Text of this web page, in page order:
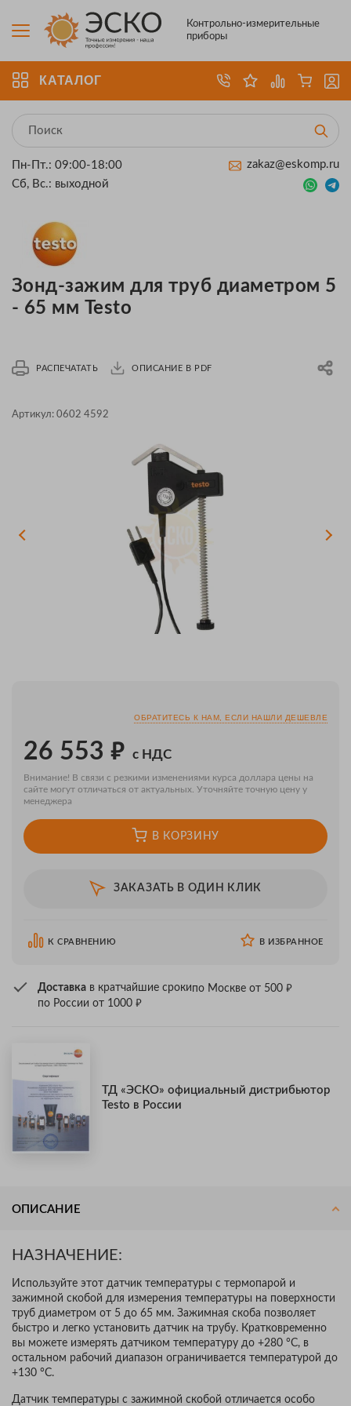
Контрольно-измерительные
приборы
КАТАЛОГ
Пн-Пт.: 09:00-18:00
Сб, Вс.: выходной
zakaz@eskomp.ru
Зонд-зажим для труб диаметром 5
- 65 мм Testo
РАСПЕЧАТАТЬ ОПИСАНИЕ В PDF
Артикул: 0602 4592
ОБРАТИТЕСЬ К НАМ, ЕСЛИ НАШЛИ ДЕШЕВЛЕ
26 553 ₽ с НДС
Внимание! В связи с резкими изменениями курса доллара цены на
сайте могут отличаться от актуальных. Уточняйте точную цену у
менеджера
В КОРЗИНУ
ЗАКАЗАТЬ В ОДИН КЛИК
К СРАВНЕНИЮ В ИЗБРАННОЕ
Доставка в кратчайшие срокипо Москве от 500 ₽
по России от 1000 ₽
ТД «ЭСКО» официальный дистрибьютор
Testo в России
ОПИСАНИЕ
НАЗНАЧЕНИЕ:
Используйте этот датчик температуры с термопарой и
зажимной скобой для измерения температуры на поверхности
труб диаметром от 5 до 65 мм. Зажимная скоба позволяет
быстро и легко установить датчик на трубу. Кратковременно
вы можете измерять датчиком температуру до +280 °C, в
остальном рабочий диапазон ограничивается температурой до
+130 °C.
Датчик температуры с зажимной скобой отличается особо